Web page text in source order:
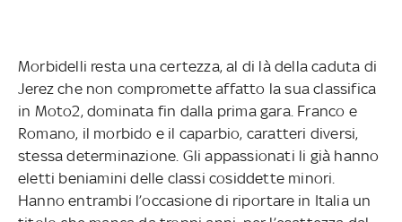
Morbidelli resta una certezza, al di là della caduta di
Jerez che non compromette affatto la sua classifica
in Moto2, dominata fin dalla prima gara. Franco e
Romano, il morbido e il caparbio, caratteri diversi,
stessa determinazione. Gli appassionati li già hanno
eletti beniamini delle classi cosiddette minori.
Hanno entrambi l’occasione di riportare in Italia un